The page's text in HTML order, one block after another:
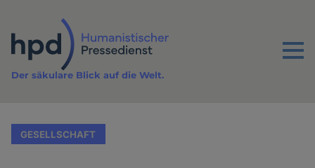
Inhalt
Menu
Der säkulare Blick auf die Welt.
GESELLSCHAFT